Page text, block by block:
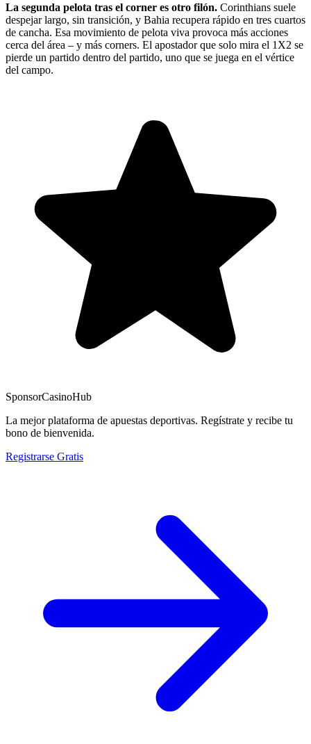
La segunda pelota tras el corner es otro filón. Corinthians suele
despejar largo, sin transición, y Bahia recupera rápido en tres cuartos
de cancha. Esa movimiento de pelota viva provoca más acciones
cerca del área – y más corners. El apostador que solo mira el 1X2 se
pierde un partido dentro del partido, uno que se juega en el vértice
del campo.
SponsorCasinoHub
La mejor plataforma de apuestas deportivas. Regístrate y recibe tu
bono de bienvenida.
Registrarse Gratis